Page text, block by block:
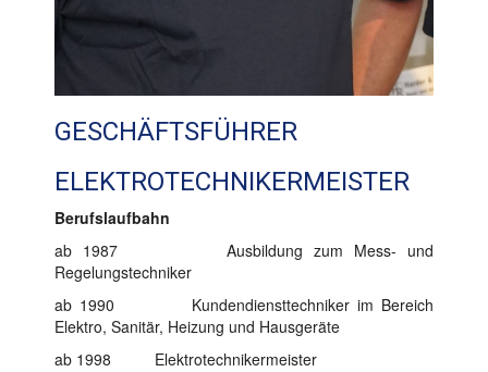
GESCHÄFTSFÜHRER
ELEKTROTECHNIKERMEISTER
Berufslaufbahn
ab 1987 Ausbildung zum Mess- und
Regelungstechniker
ab 1990 Kundendiensttechniker im Bereich
Elektro, Sanitär, Heizung und Hausgeräte
ab 1998 Elektrotechnikermeister